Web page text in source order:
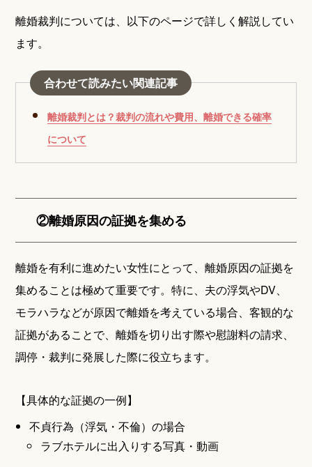
離婚裁判については、以下のページで詳しく解説してい
ます。
合わせて読みたい関連記事
離婚裁判とは？裁判の流れや費用、離婚できる確率
について
②離婚原因の証拠を集める
離婚を有利に進めたい女性にとって、離婚原因の証拠を
集めることは極めて重要です。特に、夫の浮気やDV、
モラハラなどが原因で離婚を考えている場合、客観的な
証拠があることで、離婚を切り出す際や慰謝料の請求、
調停・裁判に発展した際に役立ちます。
【具体的な証拠の一例】
不貞行為（浮気・不倫）の場合
ラブホテルに出入りする写真・動画